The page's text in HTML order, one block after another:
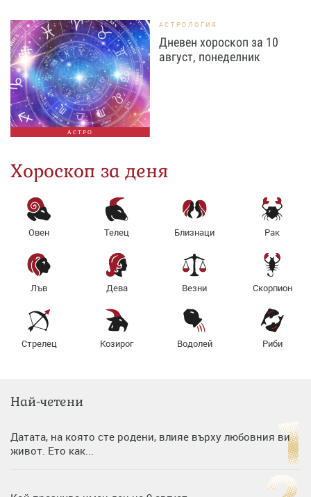
АСТРО
АСТРОЛОГИЯ
Дневен хороскоп за 10
август, понеделник
Хороскоп за деня
Овен Телец Близнаци Рак
Лъв Дева Везни Скорпион
Стрелец Козирог Водолей Риби
Най-четени
Датата, на която сте родени, влияе върху любовния ви
живот. Ето как...